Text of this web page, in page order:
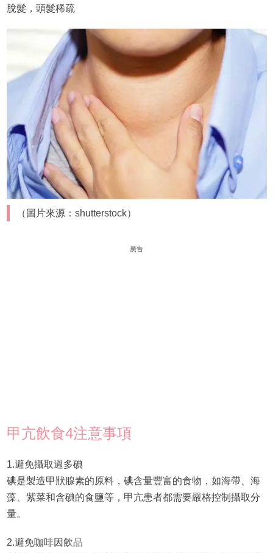
脫髮，頭髮稀疏
（圖片來源：shutterstock）
廣告
甲亢飲食4注意事項
1.避免攝取過多碘
碘是製造甲狀腺素的原料，碘含量豐富的食物，如海帶、海
藻、紫菜和含碘的食鹽等，甲亢患者都需要嚴格控制攝取分
量。
2.避免咖啡因飲品